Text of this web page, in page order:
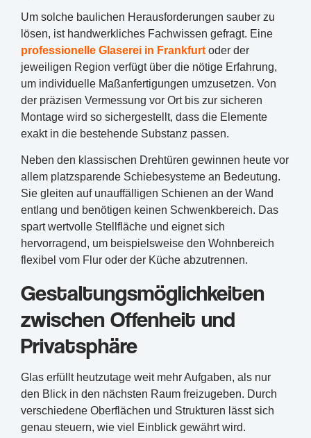
Um solche baulichen Herausforderungen sauber zu
lösen, ist handwerkliches Fachwissen gefragt. Eine
professionelle Glaserei in Frankfurt oder der
jeweiligen Region verfügt über die nötige Erfahrung,
um individuelle Maßanfertigungen umzusetzen. Von
der präzisen Vermessung vor Ort bis zur sicheren
Montage wird so sichergestellt, dass die Elemente
exakt in die bestehende Substanz passen.
Neben den klassischen Drehtüren gewinnen heute vor
allem platzsparende Schiebesysteme an Bedeutung.
Sie gleiten auf unauffälligen Schienen an der Wand
entlang und benötigen keinen Schwenkbereich. Das
spart wertvolle Stellfläche und eignet sich
hervorragend, um beispielsweise den Wohnbereich
flexibel vom Flur oder der Küche abzutrennen.
Gestaltungsmöglichkeiten
zwischen Offenheit und
Privatsphäre
Glas erfüllt heutzutage weit mehr Aufgaben, als nur
den Blick in den nächsten Raum freizugeben. Durch
verschiedene Oberflächen und Strukturen lässt sich
genau steuern, wie viel Einblick gewährt wird.